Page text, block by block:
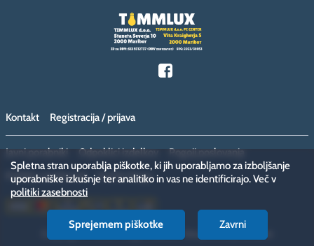
Spletna stran uporablja piškotke, ki jih uporabljamo za izboljšanje
uporabniške izkušnje ter analitiko in vas ne identificirajo. Več v
politiki zasebnosti
Sprejemem piškotke Zavrni
Kontakt Registracija / prijava
Javni porabniki Odpoklici izdelkov
Pogoji poslovanja
Politika zasebnosti
Vračilo blaga
Copyright © 2026 megamiska.eu. Vse pravice pridržane